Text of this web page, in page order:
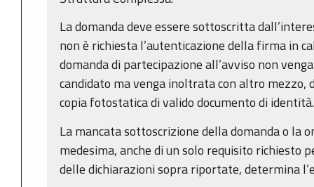
La domanda deve essere sottoscritta
non è richiesta l’autenticazione della firma in
domanda di partecipazione all’avviso non
candidato ma venga inoltrata con altro mezzo,
copia fotostatica di valido documento di identità.
La mancata sottoscrizione della domanda o la
medesima, anche di un solo requisito richiesto
delle dichiarazioni sopra riportate, determina